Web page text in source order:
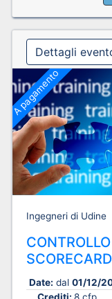
Dettagli
A pagamento
Ingegneri di Udine
SCORECARD
Date: dal 01/12/